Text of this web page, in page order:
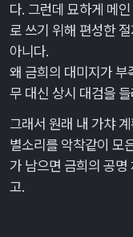
다. 그런데 묘하게 메
로 쓰기 위해 편성한
아니다.
왜 금희의 대미지가 부
무 대신 상시 대검을
그래서 원래 내 가챠
별소리를 악착같이 모
가 남으면 금희의 공명
고.